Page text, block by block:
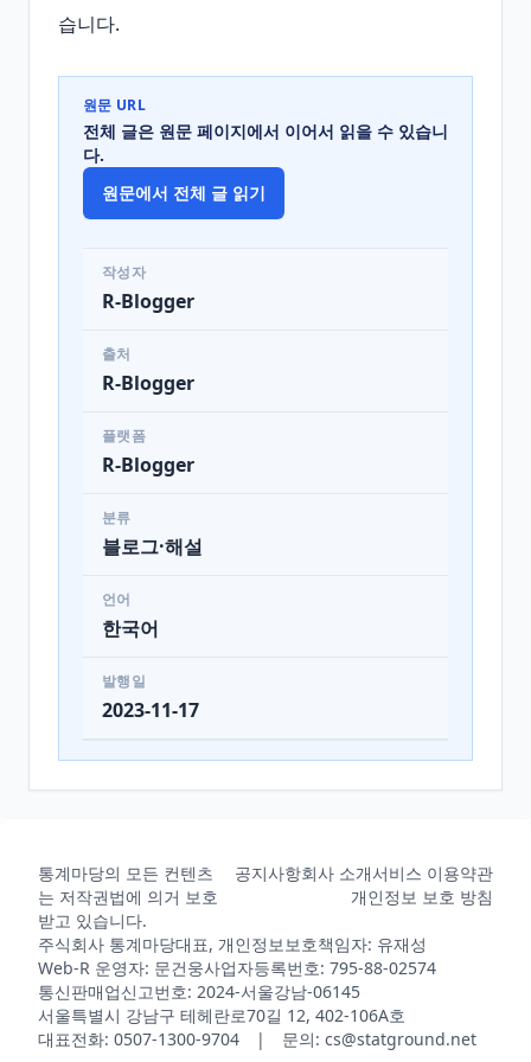
습니다.
원문 URL
전체 글은 원문 페이지에서 이어서 읽을 수 있습니
다.
원문에서 전체 글 읽기
작성자
R-Blogger
출처
R-Blogger
플랫폼
R-Blogger
분류
블로그·해설
언어
한국어
발행일
2023-11-17
통계마당의 모든 컨텐츠
는 저작권법에 의거 보호
받고 있습니다.
공지사항회사 소개서비스 이용약관
개인정보 보호 방침
주식회사 통계마당대표, 개인정보보호책임자: 유재성
Web-R 운영자: 문건웅사업자등록번호: 795-88-02574
통신판매업신고번호: 2024-서울강남-06145
서울특별시 강남구 테헤란로70길 12, 402-106A호
대표전화: 0507-1300-9704 | 문의: cs@statground.net